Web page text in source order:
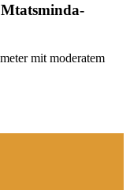
mit moderatem